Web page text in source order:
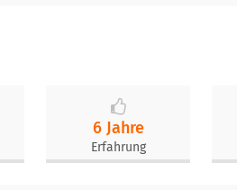
6 Jahre
Erfahrung